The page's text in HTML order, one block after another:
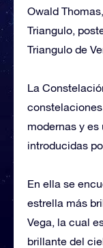
Owald
Triangulo,
Triangulo de
La
modernas y
introducidas
En ella se
estrella más
Vega, la cual
brillante del